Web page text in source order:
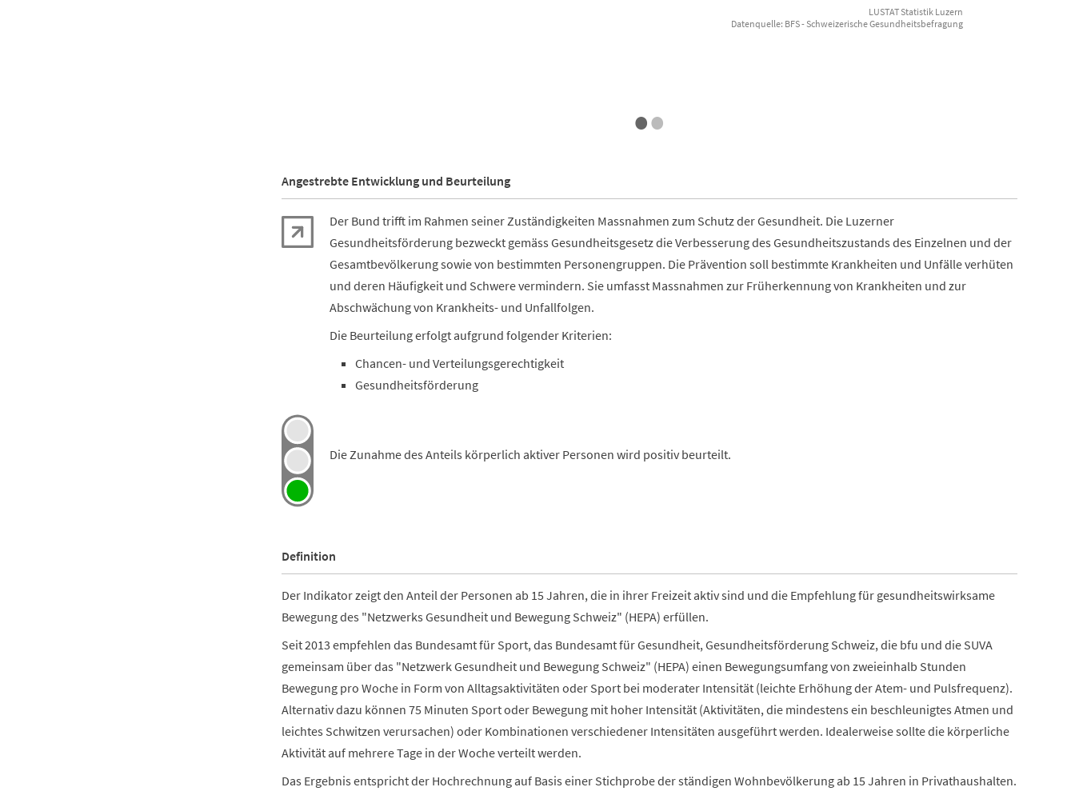
LUSTAT Statistik Luzern
Datenquelle: BFS - Schweizerische Gesundheitsbefragung
••
Angestrebte Entwicklung und Beurteilung
Der Bund trifft im Rahmen seiner Zuständigkeiten Massnahmen zum Schutz der Gesundheit. Die Luzerner
Gesundheitsförderung bezweckt gemäss Gesundheitsgesetz die Verbesserung des Gesundheitszustands des Einzelnen und der
Gesamtbevölkerung sowie von bestimmten Personengruppen. Die Prävention soll bestimmte Krankheiten und Unfälle verhüten
und deren Häufigkeit und Schwere vermindern. Sie umfasst Massnahmen zur Früherkennung von Krankheiten und zur
Abschwächung von Krankheits- und Unfallfolgen.
Die Beurteilung erfolgt aufgrund folgender Kriterien:
Chancen- und Verteilungsgerechtigkeit
Gesundheitsförderung
Die Zunahme des Anteils körperlich aktiver Personen wird positiv beurteilt.
Definition
Der Indikator zeigt den Anteil der Personen ab 15 Jahren, die in ihrer Freizeit aktiv sind und die Empfehlung für gesundheitswirksame
Bewegung des "Netzwerks Gesundheit und Bewegung Schweiz" (HEPA) erfüllen.
Seit 2013 empfehlen das Bundesamt für Sport, das Bundesamt für Gesundheit, Gesundheitsförderung Schweiz, die bfu und die SUVA
gemeinsam über das "Netzwerk Gesundheit und Bewegung Schweiz" (HEPA) einen Bewegungsumfang von zweieinhalb Stunden
Bewegung pro Woche in Form von Alltagsaktivitäten oder Sport bei moderater Intensität (leichte Erhöhung der Atem- und Pulsfrequenz).
Alternativ dazu können 75 Minuten Sport oder Bewegung mit hoher Intensität (Aktivitäten, die mindestens ein beschleunigtes Atmen und
leichtes Schwitzen verursachen) oder Kombinationen verschiedener Intensitäten ausgeführt werden. Idealerweise sollte die körperliche
Aktivität auf mehrere Tage in der Woche verteilt werden.
Das Ergebnis entspricht der Hochrechnung auf Basis einer Stichprobe der ständigen Wohnbevölkerung ab 15 Jahren in Privathaushalten.